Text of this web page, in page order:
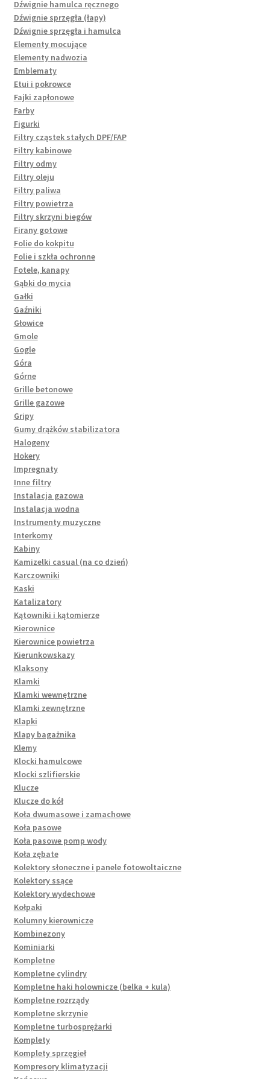
Dźwignie hamulca ręcznego
Dźwignie sprzęgła (łapy)
Dźwignie sprzęgła i hamulca
Elementy mocujące
Elementy nadwozia
Emblematy
Etui i pokrowce
Fajki zapłonowe
Farby
Figurki
Filtry cząstek stałych DPF/FAP
Filtry kabinowe
Filtry odmy
Filtry oleju
Filtry paliwa
Filtry powietrza
Filtry skrzyni biegów
Firany gotowe
Folie do kokpitu
Folie i szkła ochronne
Fotele, kanapy
Gąbki do mycia
Gałki
Gaźniki
Głowice
Gmole
Gogle
Góra
Górne
Grille betonowe
Grille gazowe
Gripy
Gumy drążków stabilizatora
Halogeny
Hokery
Impregnaty
Inne filtry
Instalacja gazowa
Instalacja wodna
Instrumenty muzyczne
Interkomy
Kabiny
Kamizelki casual (na co dzień)
Karczowniki
Kaski
Katalizatory
Kątowniki i kątomierze
Kierownice
Kierownice powietrza
Kierunkowskazy
Klaksony
Klamki
Klamki wewnętrzne
Klamki zewnętrzne
Klapki
Klapy bagażnika
Klemy
Klocki hamulcowe
Klocki szlifierskie
Klucze
Klucze do kół
Koła dwumasowe i zamachowe
Koła pasowe
Koła pasowe pomp wody
Koła zębate
Kolektory słoneczne i panele fotowoltaiczne
Kolektory ssące
Kolektory wydechowe
Kołpaki
Kolumny kierownicze
Kombinezony
Kominiarki
Kompletne
Kompletne cylindry
Kompletne haki holownicze (belka + kula)
Kompletne rozrządy
Kompletne skrzynie
Kompletne turbosprężarki
Komplety
Komplety sprzęgieł
Kompresory klimatyzacji